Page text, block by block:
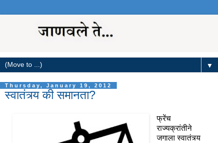
▼
Thursday, January 19, 2012
स्वातंत्र्य की समानता?
फ्रेंच
राज्यक्रांतीने
जगाला स्वातंत्र्य